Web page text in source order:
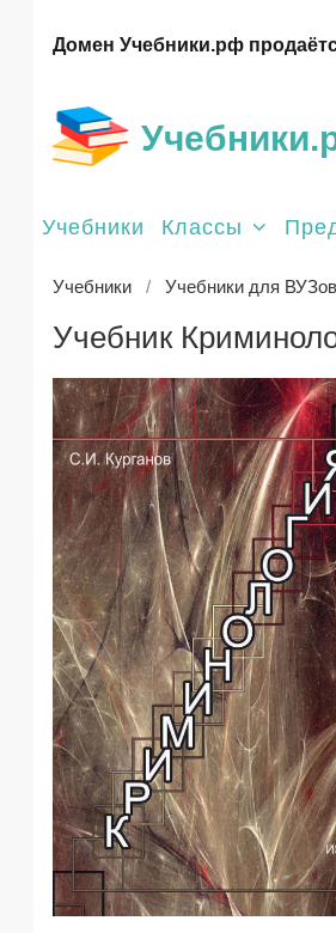
Домен Учебники.рф
Учебники Классы
Учебники Учебники для ВУЗов
Учебник